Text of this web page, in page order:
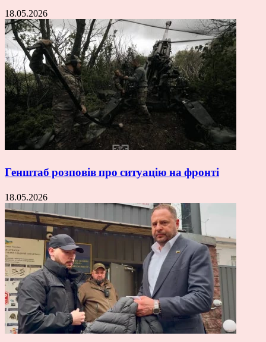
18.05.2026
Генштаб розповів про ситуацію на фронті
18.05.2026